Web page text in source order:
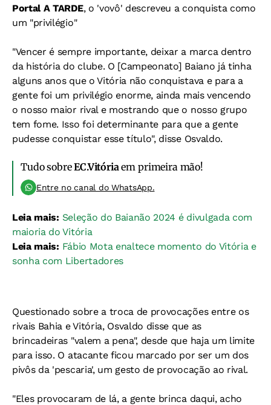
Portal A TARDE, o 'vovô' descreveu a conquista como
um "privilégio"
"Vencer é sempre importante, deixar a marca dentro
da história do clube. O [Campeonato] Baiano já tinha
alguns anos que o Vitória não conquistava e para a
gente foi um privilégio enorme, ainda mais vencendo
o nosso maior rival e mostrando que o nosso grupo
tem fome. Isso foi determinante para que a gente
pudesse conquistar esse título", disse Osvaldo.
Tudo sobreEC.Vitória em primeira mão!
Entre no canal do WhatsApp.
Leia mais: Seleção do Baianão 2024 é divulgada com
maioria do Vitória
Leia mais: Fábio Mota enaltece momento do Vitória e
sonha com Libertadores
Questionado sobre a troca de provocações entre os
rivais Bahia e Vitória, Osvaldo disse que as
brincadeiras "valem a pena", desde que haja um limite
para isso. O atacante ficou marcado por ser um dos
pivôs da 'pescaria', um gesto de provocação ao rival.
"Eles provocaram de lá, a gente brinca daqui, acho